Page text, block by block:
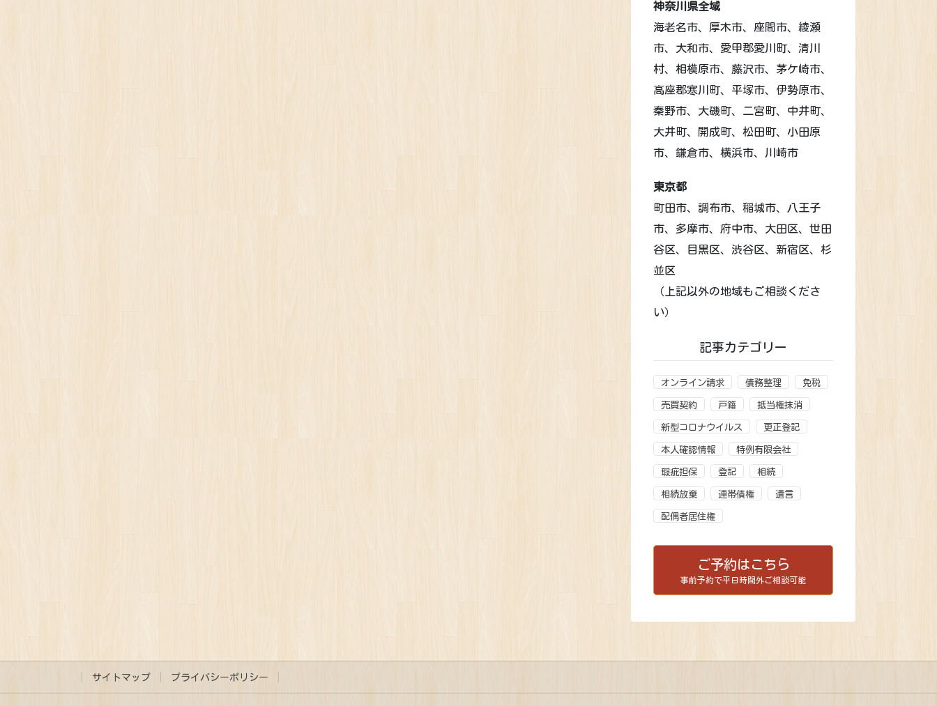
神奈川県全域
海老名市、厚木市、座間市、綾瀬
市、大和市、愛甲郡愛川町、清川
村、相模原市、藤沢市、茅ケ崎市、
高座郡寒川町、平塚市、伊勢原市、
秦野市、大磯町、二宮町、中井町、
大井町、開成町、松田町、小田原
市、鎌倉市、横浜市、川崎市
東京都
町田市、調布市、稲城市、八王子
市、多摩市、府中市、大田区、世田
谷区、目黒区、渋谷区、新宿区、杉
並区
（上記以外の地域もご相談くださ
い）
記事カテゴリー
オンライン請求 債務整理 免税
売買契約 戸籍 抵当権抹消
新型コロナウイルス 更正登記
本人確認情報 特例有限会社
瑕疵担保 登記 相続
相続放棄 連帯債権 遺言
配偶者居住権
ご予約はこちら
事前予約で平日時間外ご相談可能
サイトマップ プライバシーポリシー